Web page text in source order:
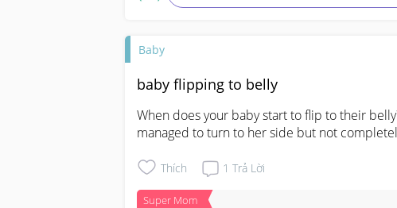
Baby
baby flipping to belly
When does your baby start to flip to their
managed to turn to her side but not
Thích 1 Trả Lời
Super Mom